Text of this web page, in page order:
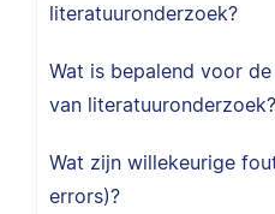
literatuuronderzoek?
Wat is bepalend voor
van literatuuronderzoek?
Wat zijn willekeurige
errors)?